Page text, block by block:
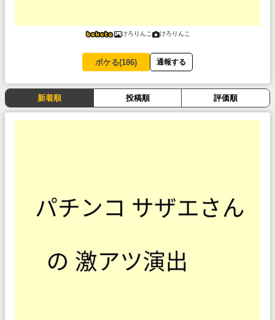
けろりんこ けろりんこ
ボケる(186) 通報する
新着順 投稿順 評価順